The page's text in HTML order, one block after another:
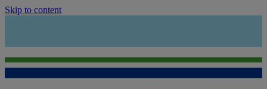
Skip to content